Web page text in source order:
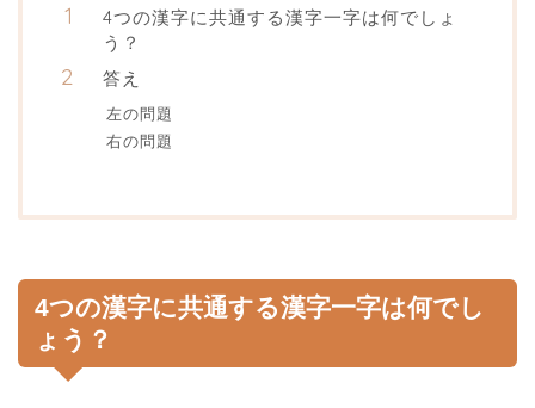
4つの漢字に共通する漢字一字は何でしょ
う？
答え
左の問題
右の問題
4つの漢字に共通する漢字一字は何でし
ょう？